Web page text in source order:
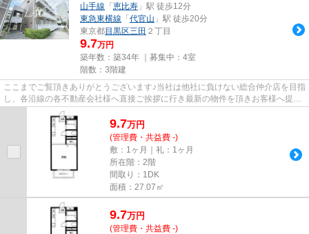
山手線 「 恵比寿 」駅 徒歩12分
東急東横線 「 代官山 」駅 徒歩20分
東京都目黒区三田 ２丁目
9.7万円
築年数：築34年 ｜募集中： 4室
階数：3階建
ここまでご覧頂きありがとうございます♪当社は他社に負けない総合仲介店を目指
し、各沿線の各不動産会社様へ直接ご挨拶に行き最新の物件を頂きお客様へ提供
しております！最新の情報は...
9.7万円
(管理費・共益費 -)
敷：1ヶ月｜礼：1ヶ月
所在階：2階
間取り：1DK
面積：27.07㎡
9.7万円
(管理費・共益費 -)